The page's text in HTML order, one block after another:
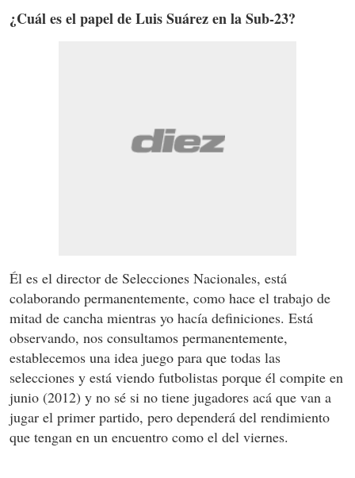
¿Cuál es el papel de Luis Suárez en la Sub-23?
Él es el director de Selecciones Nacionales, está
colaborando permanentemente, como hace el trabajo de
mitad de cancha mientras yo hacía definiciones. Está
observando, nos consultamos permanentemente,
establecemos una idea juego para que todas las
selecciones y está viendo futbolistas porque él compite en
junio (2012) y no sé si no tiene jugadores acá que van a
jugar el primer partido, pero dependerá del rendimiento
que tengan en un encuentro como el del viernes.